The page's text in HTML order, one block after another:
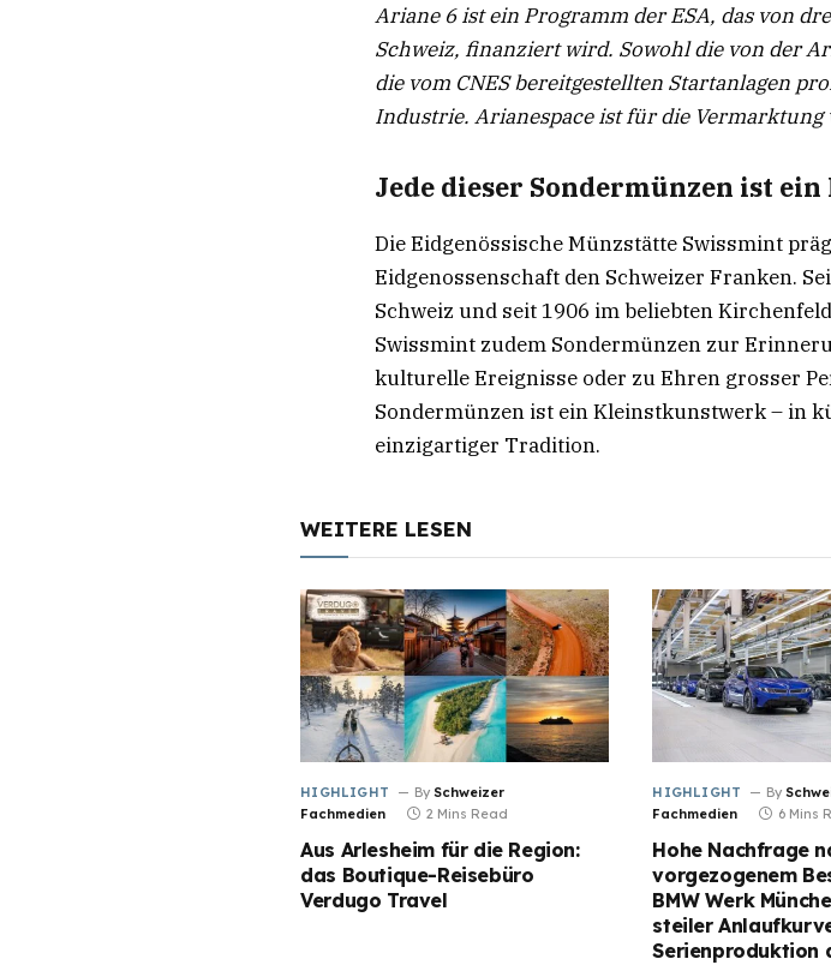
Ariane 6 ist ein Programm der ESA, das von
Schweiz, finanziert wird. Sowohl die von der
die vom CNES bereitgestellten Startanlagen
Industrie. Arianespace ist für die
Jede dieser Sondermünzen ist
Die Eidgenössische Münzstätte Swissmint
Eidgenossenschaft den Schweizer Franken.
Schweiz und seit 1906 im beliebten
Swissmint zudem Sondermünzen zur
kulturelle Ereignisse oder zu Ehren grosser
Sondermünzen ist ein Kleinstkunstwerk – in
einzigartiger Tradition.
WEITERE LESEN
HIGHLIGHT By Schweizer
Fachmedien
2 Mins Read
Aus Arlesheim für die Region:
das Boutique-Reisebüro
Verdugo Travel
HIGHLIGHT By
Fachmedien
6 Mins
Hohe Nachfrage
vorgezogenem
BMW Werk
steiler
Serienproduktion